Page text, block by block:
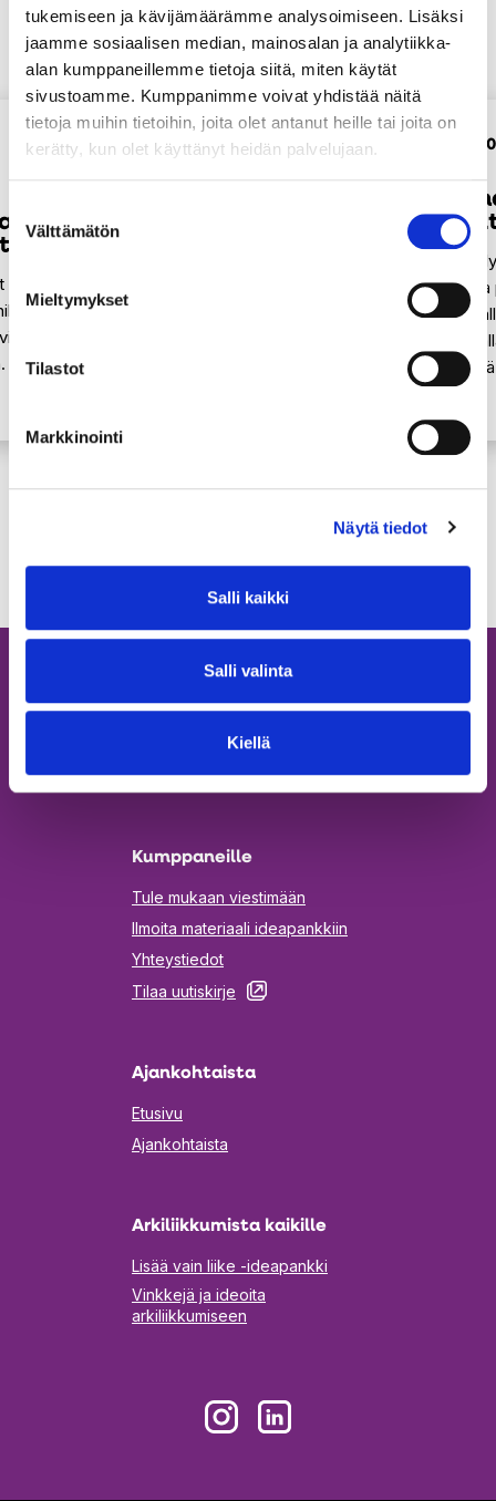
tukemiseen ja kävijämäärämme analysoimiseen. Lisäksi
jaamme sosiaalisen median, mainosalan ja analytiikka-
alan kumppaneillemme tietoja siitä, miten käytät
sivustoamme. Kumppanimme voivat yhdistää näitä
tietoja muihin tietoihin, joita olet antanut heille tai joita on
kerätty, kun olet käyttänyt heidän palvelujaan.
valinta
Välttämätön
Mieltymykset
Tilastot
Markkinointi
Näytä tiedot
Salli kaikki
Salli valinta
Kiellä
Katso lisää vinkkejä
11.2.2025
pienellä liikkeelläLa
Hoida
EDELLINEN
SEURAAVA
Kumppaneille
Tule mukaan viestimään
Ilmoita materiaali ideapankkiin
Yhteystiedot
Tilaa uutiskirje
Aukeaa
Ajankohtaista
Etusivu
Ajankohtaista
Arkiliikkumista kaikille
Lisää vain liike -ideapankki
Vinkkejä ja ideoita
arkiliikkumiseen
Aukeaa
uuteen
Aukeaa
uuteen